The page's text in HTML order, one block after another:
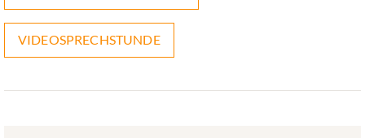
VIDEOSPRECHSTUNDE